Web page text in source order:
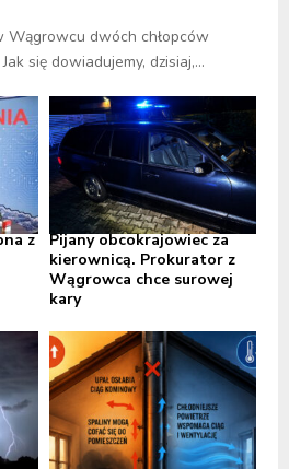
Wągrowcu dwóch chłopców
się dowiadujemy, dzisiaj,...
z
Pijany obcokrajowiec za
kierownicą. Prokurator z
Wągrowca chce surowej
kary